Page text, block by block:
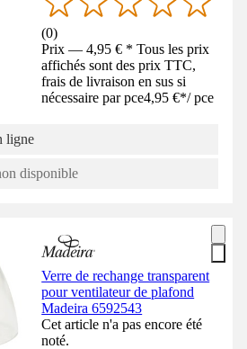
(0)
Prix — 4,95 € * Tous les prix
affichés sont des prix TTC,
frais de livraison en sus si
nécessaire par pce4,95 €*/ pce
ligne
disponible
Verre de rechange transparent
pour ventilateur de plafond
Madeira 6592543
Cet article n'a pas encore été
noté.